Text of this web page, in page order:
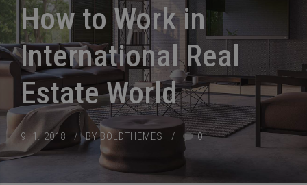
How to Work in
International Real
Estate World
9. 1. 2018 BY BOLDTHEMES 0